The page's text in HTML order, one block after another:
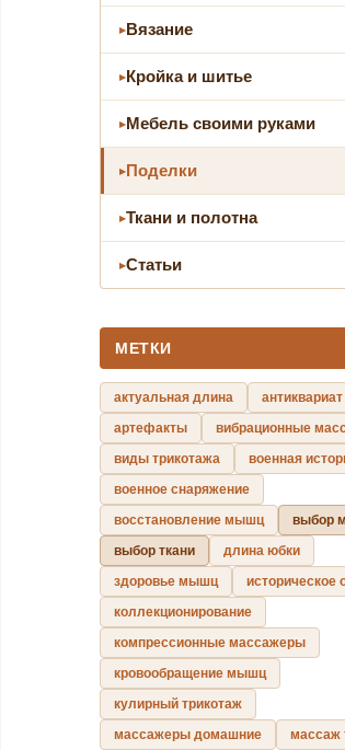
Вязание
Кройка и шитье
Мебель своими руками
Поделки
Ткани и полотна
Статьи
МЕТКИ
актуальная длина
антиквариат
артефакты
вибрационные
виды трикотажа
военная
военное снаряжение
восстановление мышц
выбор
выбор ткани
длина юбки
здоровье мышц
историческое
коллекционирование
компрессионные массажеры
кровообращение мышц
кулирный трикотаж
массажеры домашние
массаж